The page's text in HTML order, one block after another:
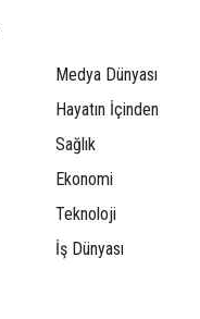
Medya Dünyası
Hayatın İçinden
Sağlık
Ekonomi
Teknoloji
İş Dünyası